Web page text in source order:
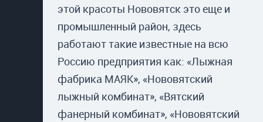
этой красоты Нововятск это еще и
промышленный район, здесь
работают такие известные на всю
Россию предприятия как: «Лыжная
фабрика МАЯК», «Нововятский
лыжный комбинат», «Вятский
фанерный комбинат», «Нововятский